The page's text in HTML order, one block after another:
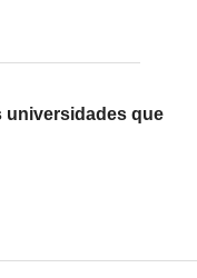
universidades que